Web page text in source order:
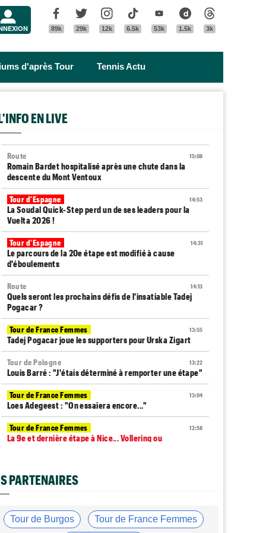
Facebook
89k
Twitter
29k
Instagram
12k
Tik Tok
6.5k
Youtube
53k
Dailymotion
1.5k 3k
d'après Tour Tennis Actu
EN LIVE
15:08
Route
Romain Bardet hospitalisé après une chute dans la
descente du Mont Ventoux
14:53
Tour d'Espagne
La Soudal Quick-Step perd un de ses leaders pour la
Vuelta 2026 !
14:31
Tour d'Espagne
Le parcours de la 20e étape est modifié à cause
d'éboulements
14:13
Route
Quels seront les prochains défis de l'insatiable Tadej
Pogacar ?
13:55
Tour de France Femmes
Tadej Pogacar joue les supporters pour Urska Zigart
13:22
Tour de Pologne
Louis Barré : "J'étais déterminé à remporter une étape"
13:04
Tour de France Femmes
Loes Adegeest : "On essaiera encore..."
12:58
Tour de France Femmes
La 9e et dernière étape à Nice... Vollering ou
Puck Pieterse : "Je ne sais pas à quoi m'attendre"
Niedermaier : "J’ai dit à Kasia que ce n’est pas fini"
PARTENAIRES
Tour de Burgos Tour de France Femmes